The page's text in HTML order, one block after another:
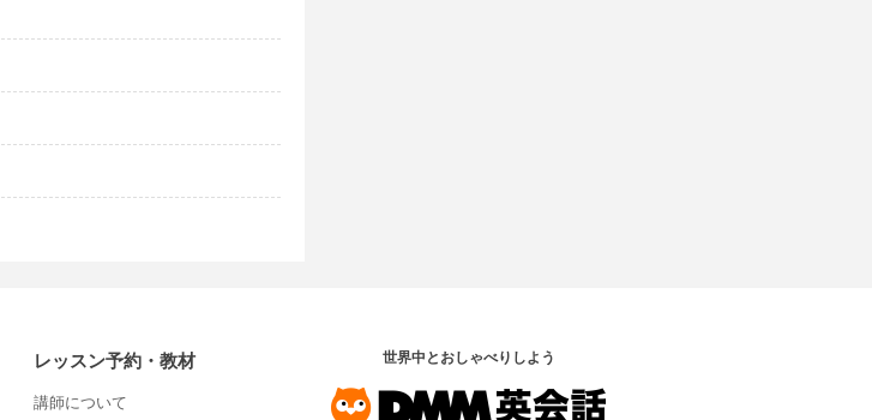
レッスン予約・教材
講師について
世界中とおしゃべりしよう